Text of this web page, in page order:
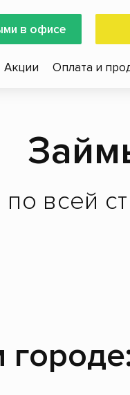
в офисе
Акции Оплата и
всей